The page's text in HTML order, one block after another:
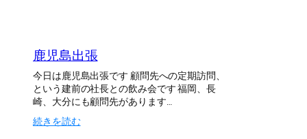
便
鹿児島出張
今日は鹿児島出張です 顧問先への定期訪問、
という建前の社長との飲み会です 福岡、長
崎、大分にも顧問先があります…
続きを読む: